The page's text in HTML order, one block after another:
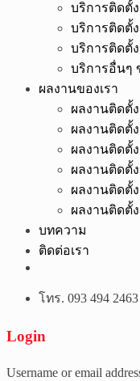
บริการติดตั้ง
บริการติดตั้
บริการติดตั้ง
บริการอื่นๆ
ผลงานของเรา
ผลงานติดตั้
ผลงานติด
ผลงานติดตั้ง
ผลงานติดตั้
ผลงานติดตั้ง
ผลงานติดตั้
บทความ
ติดต่อเรา
โทร. 093 494
Login
Username or email